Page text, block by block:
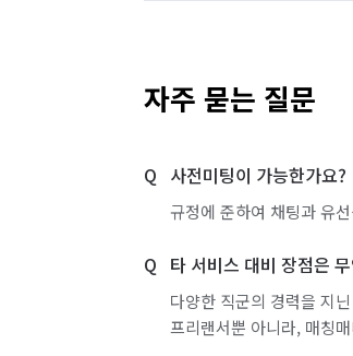
자주 묻는 질문
사전미팅이 가능한가요?
규정에 준하여 채팅과 유
타 서비스 대비 장점은
다양한 직군의 경력을 지
프리랜서뿐 아니라, 매칭